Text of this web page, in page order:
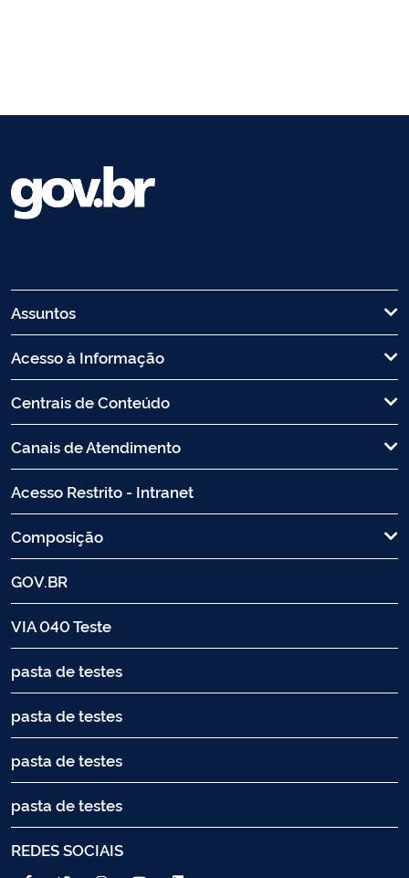
Assuntos
Acesso à Informação
Centrais de Conteúdo
Canais de Atendimento
Acesso Restrito - Intranet
Composição
GOV.BR
VIA 040 Teste
pasta de testes
pasta de testes
pasta de testes
pasta de testes
REDES SOCIAIS